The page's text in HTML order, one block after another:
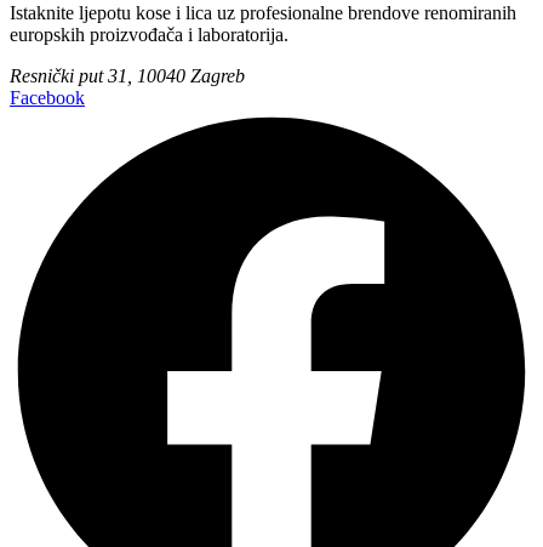
Istaknite ljepotu kose i lica uz profesionalne brendove renomiranih
europskih proizvođača i laboratorija.
Resnički put 31, 10040 Zagreb
Facebook